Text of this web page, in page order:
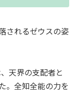
されるゼウスの姿
天界の支配者と
。全知全能の力を